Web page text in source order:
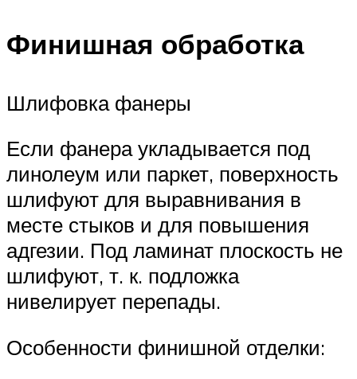
Финишная обработка
Шлифовка фанеры
Если фанера укладывается под
линолеум или паркет, поверхность
шлифуют для выравнивания в
месте стыков и для повышения
адгезии. Под ламинат плоскость не
шлифуют, т. к. подложка
нивелирует перепады.
Особенности финишной отделки: